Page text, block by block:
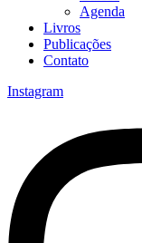
Agenda
Livros
Publicações
Contato
Instagram